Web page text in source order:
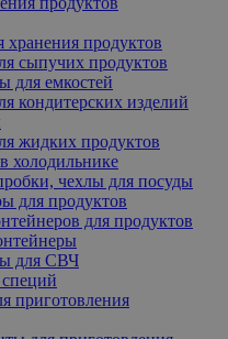
хранения продуктов
сыпучих продуктов
для емкостей
кондитерских изделий
жидких продуктов
холодильнике
чехлы для посуды
для продуктов
для продуктов
для СВЧ
приготовления